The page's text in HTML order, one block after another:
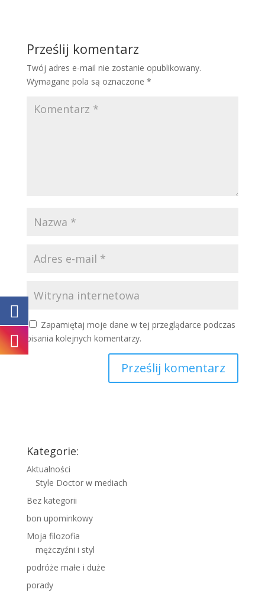
Prześlij komentarz
Twój adres e-mail nie zostanie opublikowany.
Wymagane pola są oznaczone *
Zapamiętaj moje dane w tej przeglądarce podczas
pisania kolejnych komentarzy.
Kategorie:
Aktualności
Style Doctor w mediach
Bez kategorii
bon upominkowy
Moja filozofia
mężczyźni i styl
podróże małe i duże
porady